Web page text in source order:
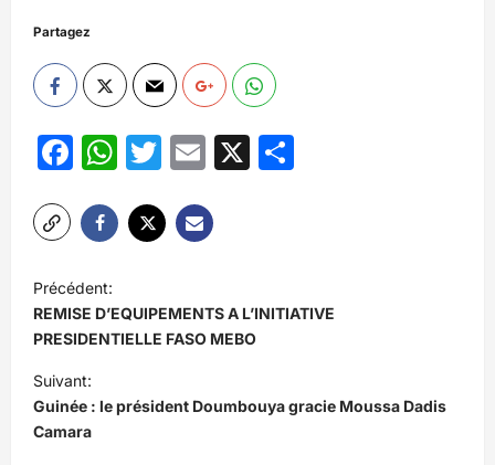
Partagez
Facebook
WhatsApp
Twitter
Email
X
N
a
v
i
g
a
Précédent:
REMISE D’EQUIPEMENTS A L’INITIATIVE
PRESIDENTIELLE FASO MEBO
Suivant:
Guinée : le président Doumbouya gracie Moussa Dadis
Camara